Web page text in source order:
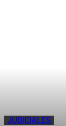
JUDICIALES